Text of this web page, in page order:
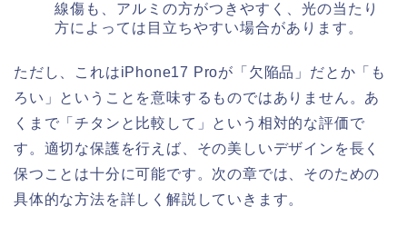
線傷も、アルミの方がつきやすく、光の当たり
方によっては目立ちやすい場合があります。
ただし、これはiPhone17 Proが「欠陥品」だとか「も
ろい」ということを意味するものではありません。あ
くまで「チタンと比較して」という相対的な評価で
す。適切な保護を行えば、その美しいデザインを長く
保つことは十分に可能です。次の章では、そのための
具体的な方法を詳しく解説していきます。